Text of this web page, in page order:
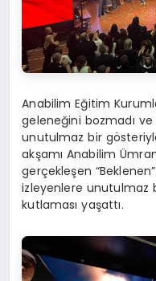
Anabilim Eğitim
geleneğini bozmadı ve
unutulmaz bir
akşamı Anabilim
gerçekleşen
izleyenlere unutulmaz
kutlaması yaşattı.